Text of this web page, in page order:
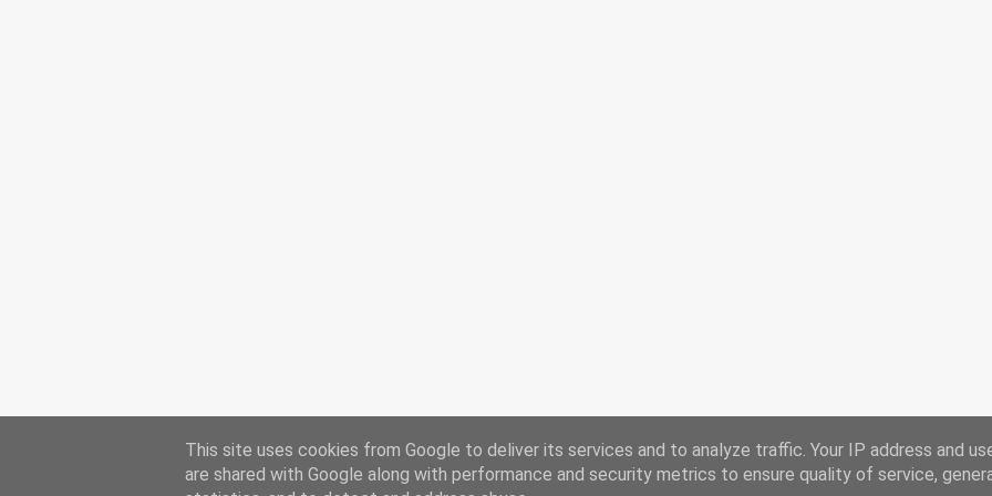
This site uses cookies from Google to deliver its services and to analyze traffic. Your IP address and
are shared with Google along with performance and security metrics to ensure quality of service,